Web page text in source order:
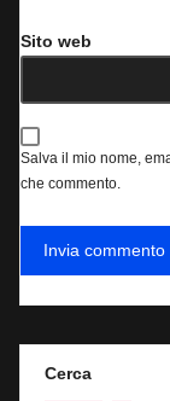
Sito web
Salva il mio nome,
che commento.
Cerca